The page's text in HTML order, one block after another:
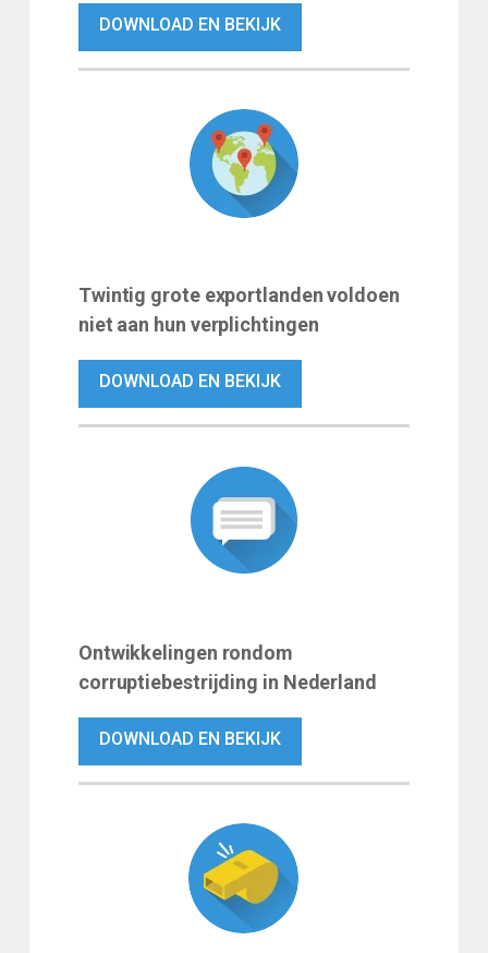
DOWNLOAD EN BEKIJK
Twintig grote exportlanden voldoen
niet aan hun verplichtingen
DOWNLOAD EN BEKIJK
Ontwikkelingen rondom
corruptiebestrijding in Nederland
DOWNLOAD EN BEKIJK